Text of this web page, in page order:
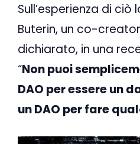
Sull’esperienza di ciò
Buterin, un co-
dichiarato, in una
“Non puoi
DAO per essere un
un DAO per fare